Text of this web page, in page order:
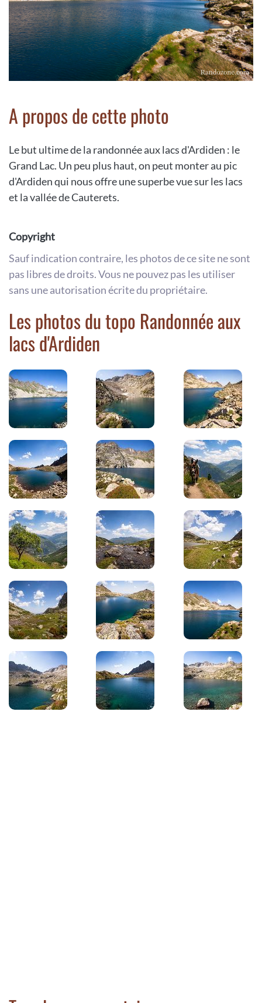
A propos de cette photo
Le but ultime de la randonnée aux lacs d'Ardiden : le
Grand Lac. Un peu plus haut, on peut monter au pic
d'Ardiden qui nous offre une superbe vue sur les lacs
et la vallée de Cauterets.
Copyright
Sauf indication contraire, les photos de ce site ne sont
pas libres de droits. Vous ne pouvez pas les utiliser
sans une autorisation écrite du propriétaire.
Les photos du topo Randonnée aux
lacs d'Ardiden